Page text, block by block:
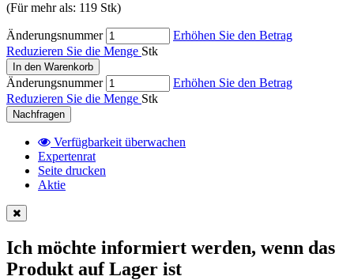
(Für mehr als: 119 Stk)
Änderungsnummer
Erhöhen Sie den Betrag
Reduzieren Sie die Menge Stk
In den Warenkorb
Änderungsnummer
Erhöhen Sie den Betrag
Reduzieren Sie die Menge Stk
Nachfragen
Verfügbarkeit überwachen
Expertenrat
Seite drucken
Aktie
Ich möchte informiert werden, wenn das
Produkt auf Lager ist